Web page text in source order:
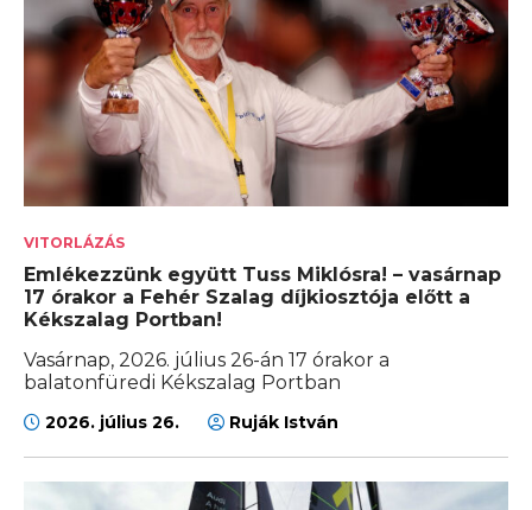
VITORLÁZÁS
Emlékezzünk együtt Tuss Miklósra! – vasárnap
17 órakor a Fehér Szalag díjkiosztója előtt a
Kékszalag Portban!
Vasárnap, 2026. július 26-án 17 órakor a
balatonfüredi Kékszalag Portban
2026. július 26. Ruják István